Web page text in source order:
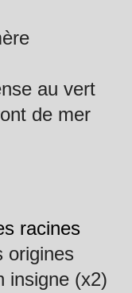
au vert
de mer
racines
origines
insigne (x2)